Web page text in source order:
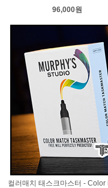
96,000원
컬러매치 태스크마스터 - Color